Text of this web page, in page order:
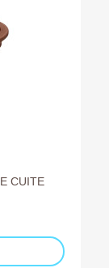
CUITE